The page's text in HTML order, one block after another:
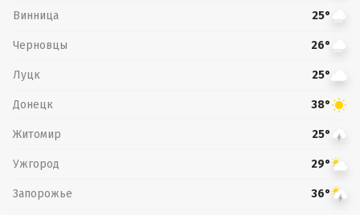
Винница 25°
Черновцы 26°
Луцк 25°
Донецк 38°
Житомир 25°
Ужгород 29°
Запорожье 36°